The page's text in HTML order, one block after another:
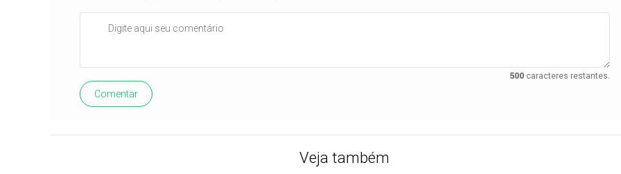
500caracteres restantes.
Comentar
Veja também